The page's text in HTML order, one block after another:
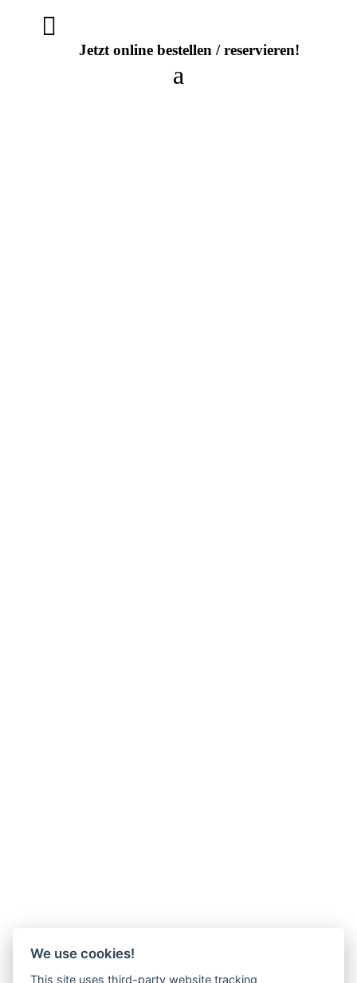

Jetzt online bestellen / reservieren!
We use cookies!
This site uses third-party website tracking